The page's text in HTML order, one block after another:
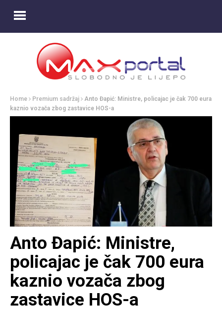
Home Premium sadržaj
Anto Đapić: Ministre, policajac je čak 700 eura
kaznio vozača zbog zastavice HOS-a
Anto Đapić: Ministre,
policajac je čak 700 eura
kaznio vozača zbog
zastavice HOS-a